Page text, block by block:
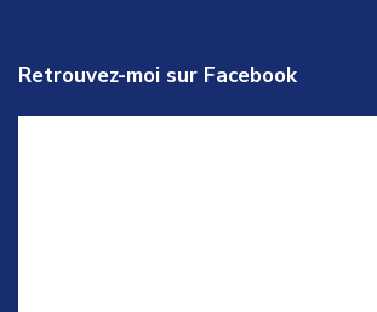
Retrouvez-moi sur Facebook